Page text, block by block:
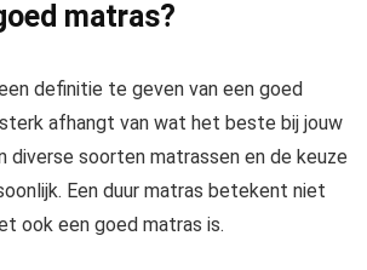
matras?
definitie te geven van een goed
afhangt van wat het beste bij jouw
diverse soorten matrassen en de keuze
Een duur matras betekent niet
ook een goed matras is.